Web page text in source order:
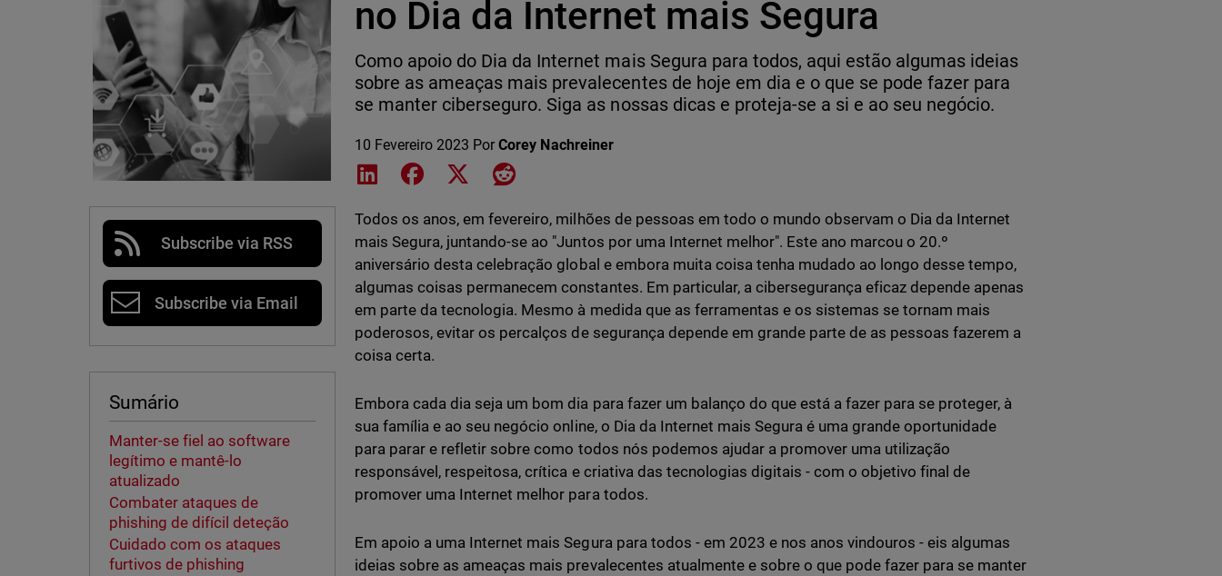
Subscribe via RSS
Subscribe via Email
Sumário
Manter-se fiel ao software
legítimo e mantê-lo
atualizado
Combater ataques de
phishing de difícil deteção
Cuidado com os ataques
furtivos de phishing
no Dia da Internet mais Segura
Como apoio do Dia da Internet mais Segura para todos, aqui estão algumas ideias
sobre as ameaças mais prevalecentes de hoje em dia e o que se pode fazer para
se manter ciberseguro. Siga as nossas dicas e proteja-se a si e ao seu negócio.
10 Fevereiro 2023 PorCorey Nachreiner
Share on LinkedIn
Share on Facebook
Share on XShare on Reddit
Todos os anos, em fevereiro, milhões de pessoas em todo o mundo observam o Dia da Internet
mais Segura, juntando-se ao "Juntos por uma Internet melhor". Este ano marcou o 20.º
aniversário desta celebração global e embora muita coisa tenha mudado ao longo desse tempo,
algumas coisas permanecem constantes. Em particular, a cibersegurança eficaz depende apenas
em parte da tecnologia. Mesmo à medida que as ferramentas e os sistemas se tornam mais
poderosos, evitar os percalços de segurança depende em grande parte de as pessoas fazerem a
coisa certa.
Embora cada dia seja um bom dia para fazer um balanço do que está a fazer para se proteger, à
sua família e ao seu negócio online, o Dia da Internet mais Segura é uma grande oportunidade
para parar e refletir sobre como todos nós podemos ajudar a promover uma utilização
responsável, respeitosa, crítica e criativa das tecnologias digitais - com o objetivo final de
promover uma Internet melhor para todos.
Em apoio a uma Internet mais Segura para todos - em 2023 e nos anos vindouros - eis algumas
ideias sobre as ameaças mais prevalecentes atualmente e sobre o que pode fazer para se manter